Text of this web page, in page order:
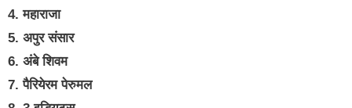
4. महाराजा
5. अपुर संसार
6. अंबे शिवम
7. पैरियेरम पेरुमल